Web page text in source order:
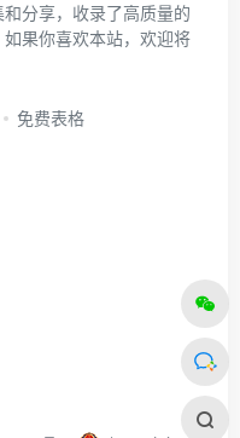
分享，收录了高质量的
果你喜欢本站，欢迎将
免费表格